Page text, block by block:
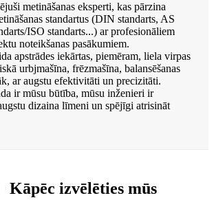
metināšanas eksperti, kas pārzina
standartus (DIN standarts, AS
ISO standarts...) ar profesionāliem
noteikšanas pasākumiem.
apstrādes iekārtas, piemēram, liela virpas
urbjmašīna, frēzmašīna, balansēšanas
ar augstu efektivitāti un precizitāti.
ir mūsu būtība, mūsu inženieri ir
dizaina līmeni un spējīgi atrisināt
Kāpēc izvēlēties mūs